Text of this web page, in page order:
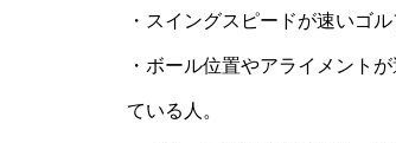
・スイングスピードが速いゴ
・ボール位置やアライメント
ている人。